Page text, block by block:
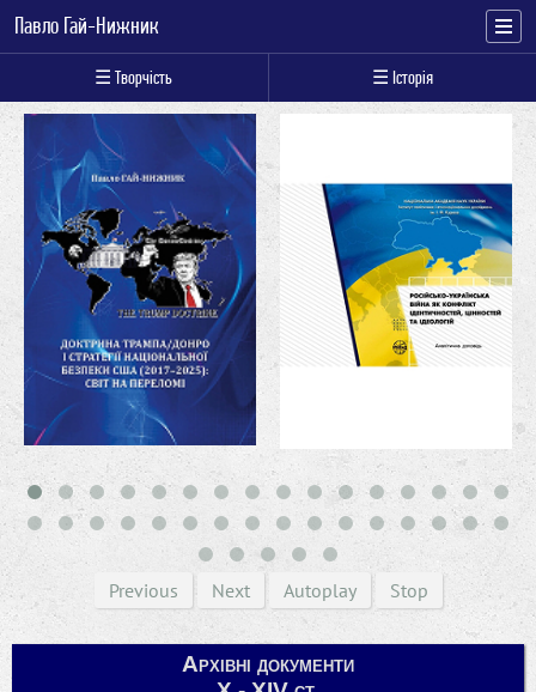
Павло Гай-Нижник
☰ Творчість ☰ Історія
Previous Next Autoplay Stop
Архівні документи